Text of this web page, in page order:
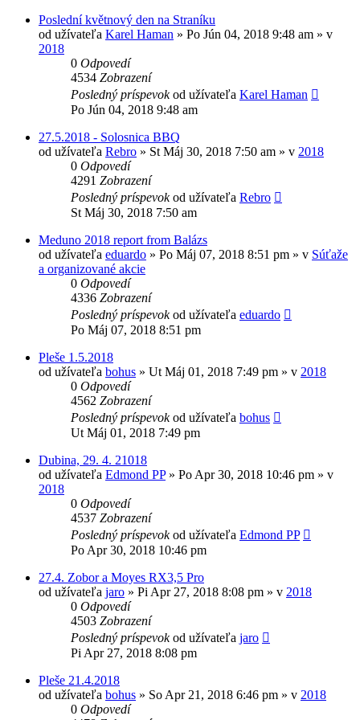
Poslední květnový den na Straníku
od užívateľa Karel Haman » Po Jún 04, 2018 9:48 am » v
2018
0 Odpovedí
4534 Zobrazení
Posledný príspevokod užívateľa Karel Haman
Po Jún 04, 2018 9:48 am
27.5.2018 - Solosnica BBQ
od užívateľa Rebro » St Máj 30, 2018 7:50 am » v 2018
0 Odpovedí
4291 Zobrazení
Posledný príspevokod užívateľa Rebro
St Máj 30, 2018 7:50 am
Meduno 2018 report from Balázs
od užívateľa eduardo » Po Máj 07, 2018 8:51 pm » v Súťaže
a organizované akcie
0 Odpovedí
4336 Zobrazení
Posledný príspevokod užívateľa eduardo
Po Máj 07, 2018 8:51 pm
Pleše 1.5.2018
od užívateľa bohus » Ut Máj 01, 2018 7:49 pm » v 2018
0 Odpovedí
4562 Zobrazení
Posledný príspevokod užívateľa bohus
Ut Máj 01, 2018 7:49 pm
Dubina, 29. 4. 21018
od užívateľa Edmond PP» Po Apr 30, 2018 10:46 pm » v
2018
0 Odpovedí
4537 Zobrazení
Posledný príspevokod užívateľa Edmond PP
Po Apr 30, 2018 10:46 pm
27.4. Zobor a Moyes RX3,5 Pro
od užívateľa jaro » Pi Apr 27, 2018 8:08 pm » v 2018
0 Odpovedí
4503 Zobrazení
Posledný príspevokod užívateľa jaro
Pi Apr 27, 2018 8:08 pm
Pleše 21.4.2018
od užívateľa bohus » So Apr 21, 2018 6:46 pm » v 2018
0 Odpovedí